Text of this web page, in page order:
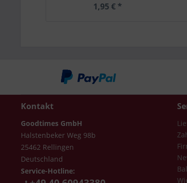
1,95 € *
Kontakt
Goodtimes GmbH
Halstenbeker Weg 98b
25462 Rellingen
Deutschland
Service-Hotline: